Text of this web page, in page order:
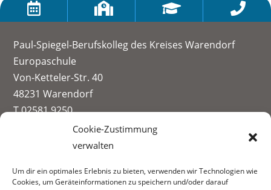
Cookie-Zustimmung
verwalten
Um dir ein optimales Erlebnis zu bieten, verwenden wir Technologien wie
Cookies, um Geräteinformationen zu speichern und/oder darauf
   
Paul-Spiegel-Berufskolleg des Kreises Warendorf
Europaschule
Von-Ketteler-Str. 40
48231 Warendorf
T 02581 9250
info@paul-spiegel-berufskolleg.eu
Datenschutzerklärung